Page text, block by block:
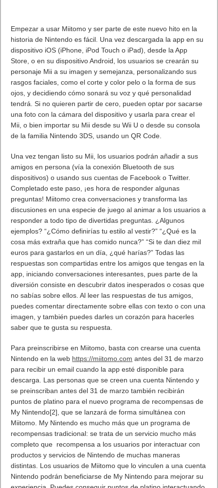
Empezar a usar Miitomo y ser parte de este nuevo hito en la
historia de Nintendo es fácil. Una vez descargada la app en su
dispositivo iOS (iPhone, iPod Touch o iPad), desde la App
Store, o en su dispositivo Android, los usuarios se crearán su
personaje Mii a su imagen y semejanza, personalizando sus
rasgos faciales, como el corte y color pelo o la forma de sus
ojos, y decidiendo cómo sonará su voz y qué personalidad
tendrá. Si no quieren partir de cero, pueden optar por sacarse
una foto con la cámara del dispositivo y usarla para crear el
Mii, o bien importar su Mii desde su Wii U o desde su consola
de la familia Nintendo 3DS, usando un QR Code.
Una vez tengan listo su Mii, los usuarios podrán añadir a sus
amigos en persona (vía la conexión Bluetooth de sus
dispositivos) o usando sus cuentas de Facebook o Twitter.
Completado este paso, ¡es hora de responder algunas
preguntas! Miitomo crea conversaciones y transforma las
discusiones en una especie de juego al animar a los usuarios a
responder a todo tipo de divertidas preguntas. ¿Algunos
ejemplos? “¿Cómo definirías tu estilo al vestir?” “¿Qué es la
cosa más extraña que has comido nunca?” “Si te dan diez mil
euros para gastarlos en un día, ¿qué harías?” Todas las
respuestas son compartidas entre los amigos que tengas en la
app, iniciando conversaciones interesantes, pues parte de la
diversión consiste en descubrir datos inesperados o cosas que
no sabías sobre ellos. Al leer las respuestas de tus amigos,
puedes comentar directamente sobre ellas con texto o con una
imagen, y también puedes darles un corazón para hacerles
saber que te gusta su respuesta.
Para preinscribirse en Miitomo, basta con crearse una cuenta
Nintendo en la web https://miitomo.com antes del 31 de marzo
para recibir un email cuando la app esté disponible para
descarga. Las personas que se creen una cuenta Nintendo y
se preinscriban antes del 31 de marzo también recibirán
puntos de platino para el nuevo programa de recompensas de
My Nintendo[2], que se lanzará de forma simultánea con
Miitomo. My Nintendo es mucho más que un programa de
recompensas tradicional: se trata de un servicio mucho más
completo que recompensa a los usuarios por interactuar con
productos y servicios de Nintendo de muchas maneras
distintas. Los usuarios de Miitomo que lo vinculen a una cuenta
Nintendo podrán beneficiarse de My Nintendo para mejorar su